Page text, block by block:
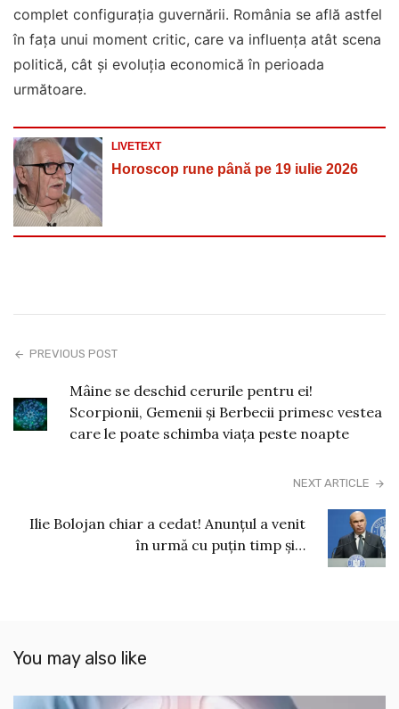
complet configurația guvernării. România se află astfel
în fața unui moment critic, care va influența atât scena
politică, cât și evoluția economică în perioada
următoare.
LIVETEXT
Horoscop rune până pe 19 iulie 2026
PREVIOUS POST
Mâine se deschid cerurile pentru ei!
Scorpionii, Gemenii și Berbecii primesc vestea
care le poate schimba viața peste noapte
NEXT ARTICLE
Ilie Bolojan chiar a cedat! Anunțul a venit
în urmă cu puțin timp și…
You may also like